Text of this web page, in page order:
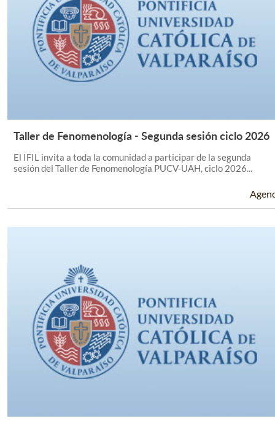
Leer Más +
Taller de Fenomenología - Segunda sesión ciclo 2026
El IFIL invita a toda la comunidad a participar de la segunda
sesión del Taller de Fenomenología PUCV-UAH, ciclo 2026...